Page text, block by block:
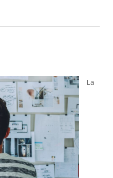
La